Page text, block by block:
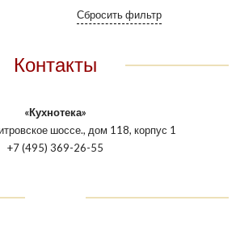
Контакты
«Кухнотека»
шоссе., дом 118, корпус 1
+7 (495) 369-26-55